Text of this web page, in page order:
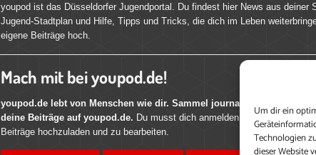
Um dir ein
Technologien
dieser Website
youpod ist das Düsseldorfer Jugendportal. Du findest hier News aus
Jugend-Stadtplan und Hilfe, Tipps und Tricks, die dich im Leben
eigene Beiträge hoch.
Mach mit bei youpod.de!
youpod.de lebt von Menschen wie dir. Sammel journalistische
deine Beiträge auf youpod.de. Du musst dich anmelden, um alle
Beiträge hochzuladen und zu bearbeiten.